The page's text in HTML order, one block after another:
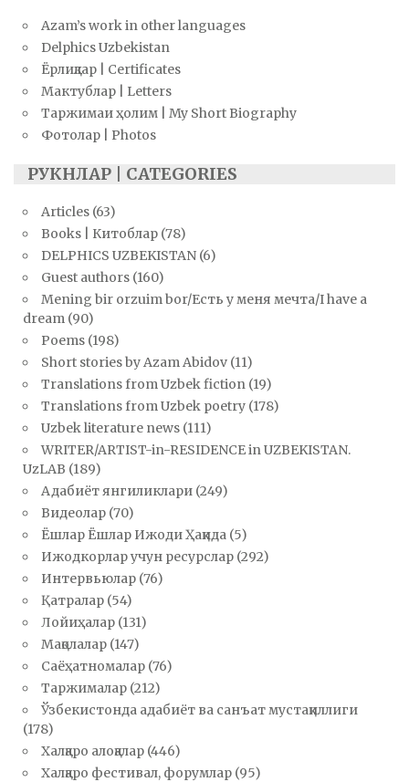
Azam’s work in other languages
Delphics Uzbekistan
Ёрлиқлар | Certificates
Мактублар | Letters
Таржимаи ҳолим | My Short Biography
Фотолар | Photos
РУКНЛАР | CATEGORIES
Articles (63)
Books | Китоблар (78)
DELPHICS UZBEKISTAN (6)
Guest authors (160)
Mening bir orzuim bor/Есть у меня мечта/I have a
dream (90)
Poems (198)
Short stories by Azam Abidov (11)
Translations from Uzbek fiction (19)
Translations from Uzbek poetry (178)
Uzbek literature news (111)
WRITER/ARTIST-in-RESIDENCE in UZBEKISTAN.
UzLAB (189)
Адабиёт янгиликлари (249)
Видеолар (70)
Ёшлар Ёшлар Ижоди Ҳақида (5)
Ижодкорлар учун ресурслар (292)
Интервьюлар (76)
Қатралар (54)
Лойиҳалар (131)
Мақолалар (147)
Саёҳатномалар (76)
Таржималар (212)
Ўзбекистонда адабиёт ва санъат мустақиллиги
(178)
Халқаро алоқалар (446)
Халқаро фестивал, форумлар (95)